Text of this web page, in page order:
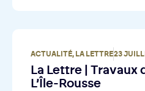
ACTUALITÉ, LA LETTRE23
La Lettre | Travaux
L’Île-Rousse